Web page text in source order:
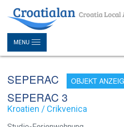
MENU
SEPERAC OBJEKT
SEPERAC 3
Kroatien / Crikvenica